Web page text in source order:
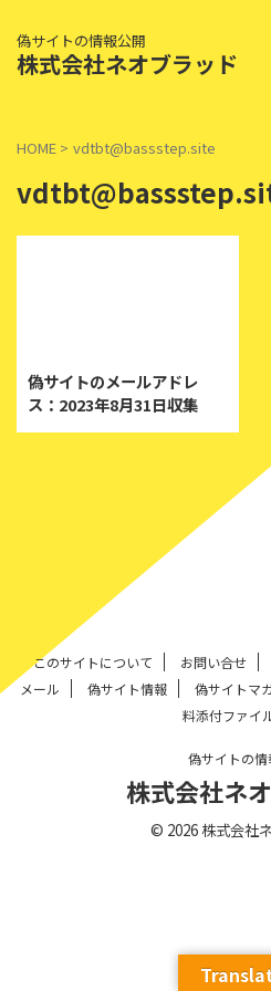
偽サイトの情報公開
株式会社ネオブラッド
HOME > vdtbt@bassstep.site
偽サイトのメールアドレ
ス：2023年8月31日収集
このサイトについて お問い合せ
メール
偽サイト情報 偽サイトマ
料添付ファイ
偽サイトの情
株式会社ネ
© 2026 株式会社